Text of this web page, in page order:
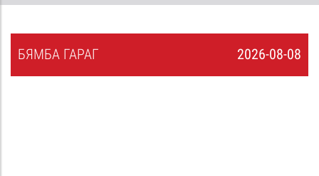
2026-08-08
БЯМБА ГАРАГ